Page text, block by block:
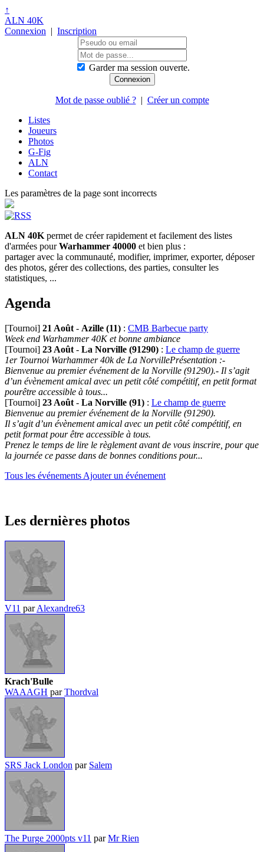
↑
ALN 40K
Connexion | Inscription
Garder ma session ouverte.
Mot de passe oublié ?| Créer un compte
Listes
Joueurs
Photos
G-Fig
ALN
Contact
Les paramètres de la page sont incorrects
ALN 40K permet de créer rapidement et facilement des listes
d'armées pourWarhammer 40000 et bien plus :
partager avec la communauté, modifier, imprimer, exporter, déposer
des photos, gérer des collections, des parties, consulter les
statistiques, ...
Agenda
[Tournoi] 21 Août - Azille (11) : CMB Barbecue party
Week end Warhammer 40K et bonne ambiance
[Tournoi] 23 Août - La Norville (91290) : Le champ de guerre
1er Tournoi Warhammer 40k de La NorvillePrésentation :-
Bienvenue au premier événement de la Norville (91290).- Il s’agit
d’un évènement amical avec un petit côté compétitif, en petit format
pourêtre accessible à tous...
[Tournoi] 23 Août - La Norville (91) : Le champ de guerre
Bienvenue au premier événement de la Norville (91290).
Il s’agit d’un évènement amical avec un petit côté compétitif, en
petit format pour être accessible à tous.
Prenez le temps de lire le règlement avant de vous inscrire, pour que
la journée ce passe dans de bonnes conditions pour...
Tous les événements Ajouter un événement
Les dernières photos
V11 parAlexandre63
Krach'Bulle
WAAAGH parThordval
SRS Jack London par Salem
The Purge 2000pts v11 parMr Rien